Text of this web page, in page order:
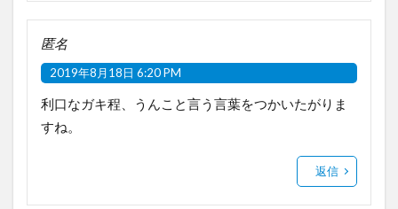
匿名
2019年8月18日 6:20 PM
利口なガキ程、うんこと言う言葉をつかいたがりま
すね。
返信